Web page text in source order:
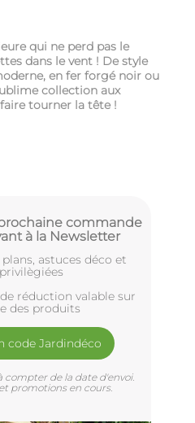
qui ne perd pas le
dans le vent ! De style
en fer forgé noir ou
collection aux
tourner la tête !
commande
à la Newsletter
astuces déco et
réduction valable sur
des produits
code Jardindéco
compter de la date d'envoi.
promotions en cours.